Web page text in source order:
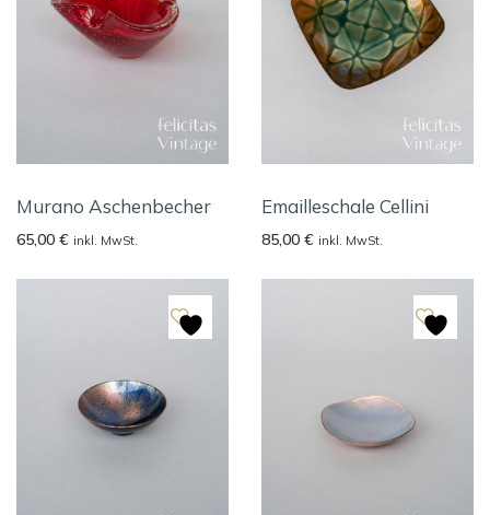
Murano Aschenbecher
65,00 € inkl. MwSt.
Emailleschale Cellini
85,00 € inkl. MwSt.